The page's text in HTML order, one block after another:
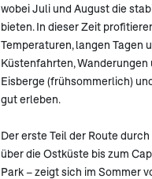
wobei Juli und August die
bieten. In dieser Zeit
Temperaturen, langen Tagen
Küstenfahrten,
Eisberge (frühsommerlich)
gut erleben.
Der erste Teil der Route
über die Ostküste bis zum
Park – zeigt sich im Sommer